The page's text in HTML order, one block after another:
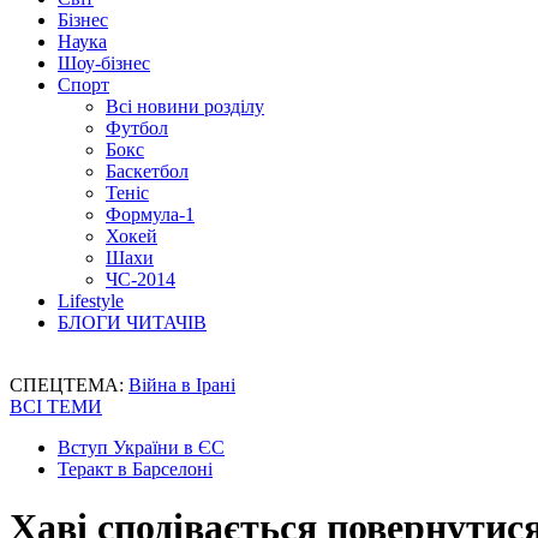
Бізнес
Наука
Шоу-бізнес
Спорт
Всі новини розділу
Футбол
Бокс
Баскетбол
Теніс
Формула-1
Хокей
Шахи
ЧС-2014
Lifestyle
БЛОГИ ЧИТАЧІВ
СПЕЦТЕМА: Війна в Ірані
ВСІ ТЕМИ
Вступ України в ЄС
Теракт в Барселоні
Хаві сподівається